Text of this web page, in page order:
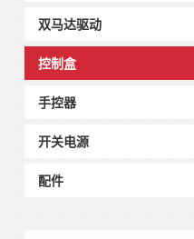
双马达驱动
控制盒
手控器
开关电源
配件